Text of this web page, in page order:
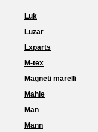
Luk
Luzar
Lxparts
M-tex
Magneti marelli
Mahle
Man
Mann